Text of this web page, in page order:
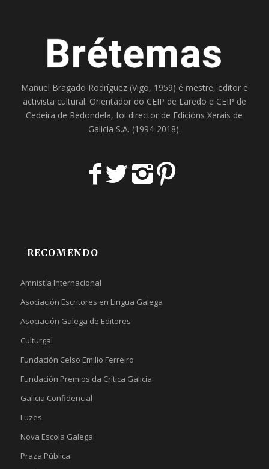
Manuel Bragado Rodríguez (Vigo, 1959) é mestre, editor e
activista cultural. Orientador do CEIP de Laredo e CEIP de
Cedeira de Redondela, foi director de Edicións Xerais de
Galicia S.A. (1994-2018).
RECOMENDO
Amnistía Internacional
Asociación Escritores en Lingua Galega
Asociación Galega de Editores
Culturgal
Fundación Celso Emilio Ferreiro
Fundación Premios da Crítica Galicia
Galicia Confidencial
Luzes
Nova Escola Galega
Praza Pública